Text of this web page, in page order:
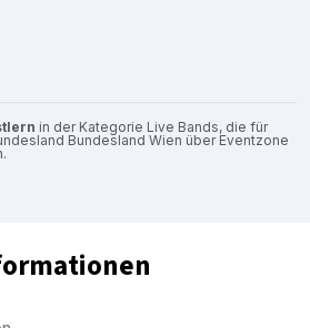
in der Kategorie Live Bands, die für
Bundesland Wien über Eventzone